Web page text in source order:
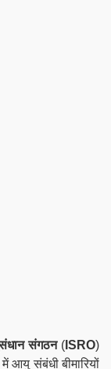
संगठन( ISRO)
आयु संबंधी बीमारियों